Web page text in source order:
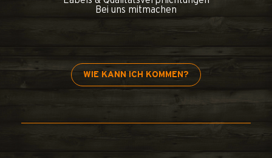
Bei uns mitmachen
WIE KANN ICH KOMMEN?